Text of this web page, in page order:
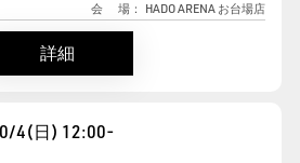
会 場： HADO ARENA お台場店
詳細
4(日) 12:00-